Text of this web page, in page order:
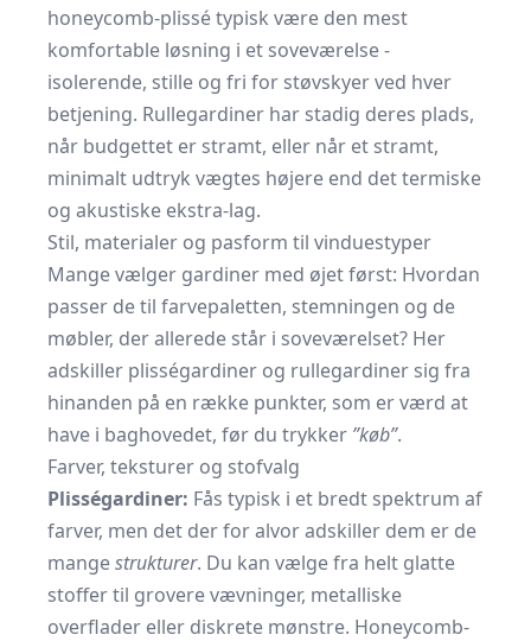
honeycomb-plissé typisk være den mest
komfortable løsning i et soveværelse -
isolerende, stille og fri for støvskyer ved hver
betjening. Rullegardiner har stadig deres plads,
når budgettet er stramt, eller når et stramt,
minimalt udtryk vægtes højere end det termiske
og akustiske ekstra-lag.
Stil, materialer og pasform til vinduestyper
Mange vælger gardiner med øjet først: Hvordan
passer de til farvepaletten, stemningen og de
møbler, der allerede står i soveværelset? Her
adskiller plisségardiner og rullegardiner sig fra
hinanden på en række punkter, som er værd at
have i baghovedet, før du trykker ”køb”.
Farver, teksturer og stofvalg
Plisségardiner: Fås typisk i et bredt spektrum af
farver, men det der for alvor adskiller dem er de
mangestrukturer. Du kan vælge fra helt glatte
stoffer til grovere vævninger, metalliske
overflader eller diskrete mønstre. Honeycomb-